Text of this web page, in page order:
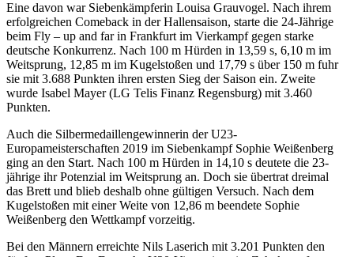
Eine davon war Siebenkämpferin Louisa Grauvogel. Nach ihrem
erfolgreichen Comeback in der Hallensaison, starte die 24-Jährige
beim Fly – up and far in Frankfurt im Vierkampf gegen starke
deutsche Konkurrenz. Nach 100 m Hürden in 13,59 s, 6,10 m im
Weitsprung, 12,85 m im Kugelstoßen und 17,79 s über 150 m fuhr
sie mit 3.688 Punkten ihren ersten Sieg der Saison ein. Zweite
wurde Isabel Mayer (LG Telis Finanz Regensburg) mit 3.460
Punkten.
Auch die Silbermedaillengewinnerin der U23-
Europameisterschaften 2019 im Siebenkampf Sophie Weißenberg
ging an den Start. Nach 100 m Hürden in 14,10 s deutete die 23-
jährige ihr Potenzial im Weitsprung an. Doch sie übertrat dreimal
das Brett und blieb deshalb ohne gültigen Versuch. Nach dem
Kugelstoßen mit einer Weite von 12,86 m beendete Sophie
Weißenberg den Wettkampf vorzeitig.
Bei den Männern erreichte Nils Laserich mit 3.201 Punkten den